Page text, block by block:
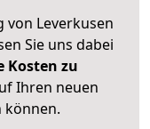
von Leverkusen
Sie uns dabei
Kosten zu
Ihren neuen
können.